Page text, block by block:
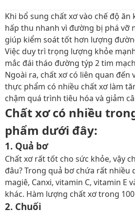
Khi bổ sung chất xơ vào chế độ ăn
hấp thu nhanh vì đường bị phá vỡ
giúp kiểm soát tốt hơn lượng
Việc duy trì trọng lượng khỏe
mắc đái tháo đường týp 2 tim
Ngoài ra, chất xơ có liên quan đến
thực phẩm có nhiều chất xơ làm
chậm quá trình tiêu hóa và giảm
Chất xơ có nhiều
phẩm dưới đây:
1. Quả bơ
Chất xơ rất tốt cho sức khỏe, vậy
đâu?Trong quả bơ chứa rất nhiều
magiê, Canxi, vitamin C, vitamin E
khác. Hàm lượng chất xơ trong
2. Chuối